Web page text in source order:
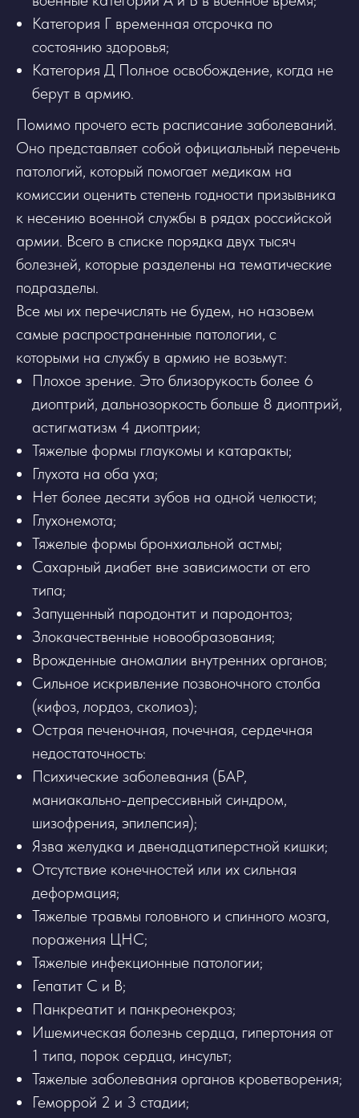
Категория Г временная отсрочка по
состоянию здоровья;
Категория Д Полное освобождение, когда не
берут в армию.
Помимо прочего есть расписание заболеваний.
Оно представляет собой официальный перечень
патологий, который помогает медикам на
комиссии оценить степень годности призывника
к несению военной службы в рядах российской
армии. Всего в списке порядка двух тысяч
болезней, которые разделены на тематические
подразделы.
Все мы их перечислять не будем, но назовем
самые распространенные патологии, с
которыми на службу в армию не возьмут:
Плохое зрение. Это близорукость более 6
диоптрий, дальнозоркость больше 8 диоптрий,
астигматизм 4 диоптрии;
Тяжелые формы глаукомы и катаракты;
Глухота на оба уха;
Нет более десяти зубов на одной челюсти;
Глухонемота;
Тяжелые формы бронхиальной астмы;
Сахарный диабет вне зависимости от его
типа;
Запущенный пародонтит и пародонтоз;
Злокачественные новообразования;
Врожденные аномалии внутренних органов;
Сильное искривление позвоночного столба
(кифоз, лордоз, сколиоз);
Острая печеночная, почечная, сердечная
недостаточность:
Психические заболевания (БАР,
маниакально-депрессивный синдром,
шизофрения, эпилепсия);
Язва желудка и двенадцатиперстной кишки;
Отсутствие конечностей или их сильная
деформация;
Тяжелые травмы головного и спинного мозга,
поражения ЦНС;
Тяжелые инфекционные патологии;
Гепатит С и В;
Панкреатит и панкреонекроз;
Ишемическая болезнь сердца, гипертония от
1 типа, порок сердца, инсульт;
Тяжелые заболевания органов кроветворения;
Геморрой 2 и 3 стадии;